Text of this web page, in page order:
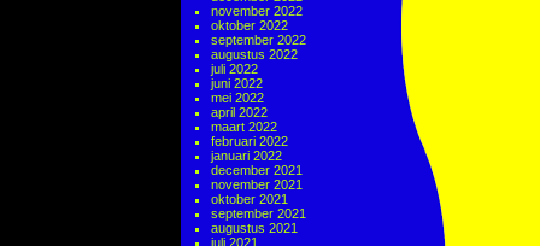
november 2022
oktober 2022
september 2022
augustus 2022
juli 2022
juni 2022
mei 2022
april 2022
maart 2022
februari 2022
januari 2022
december 2021
november 2021
oktober 2021
september 2021
augustus 2021
juli 2021